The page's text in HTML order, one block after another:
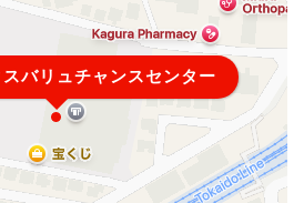
バリュチャンスセンター